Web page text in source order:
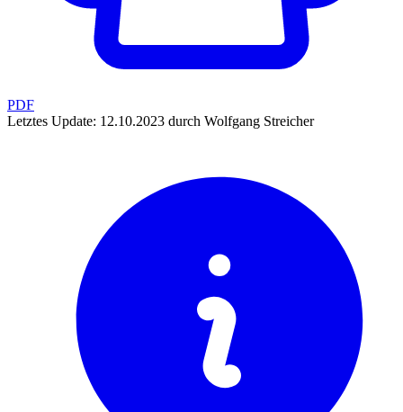
PDF
Letztes Update: 12.10.2023 durch Wolfgang Streicher